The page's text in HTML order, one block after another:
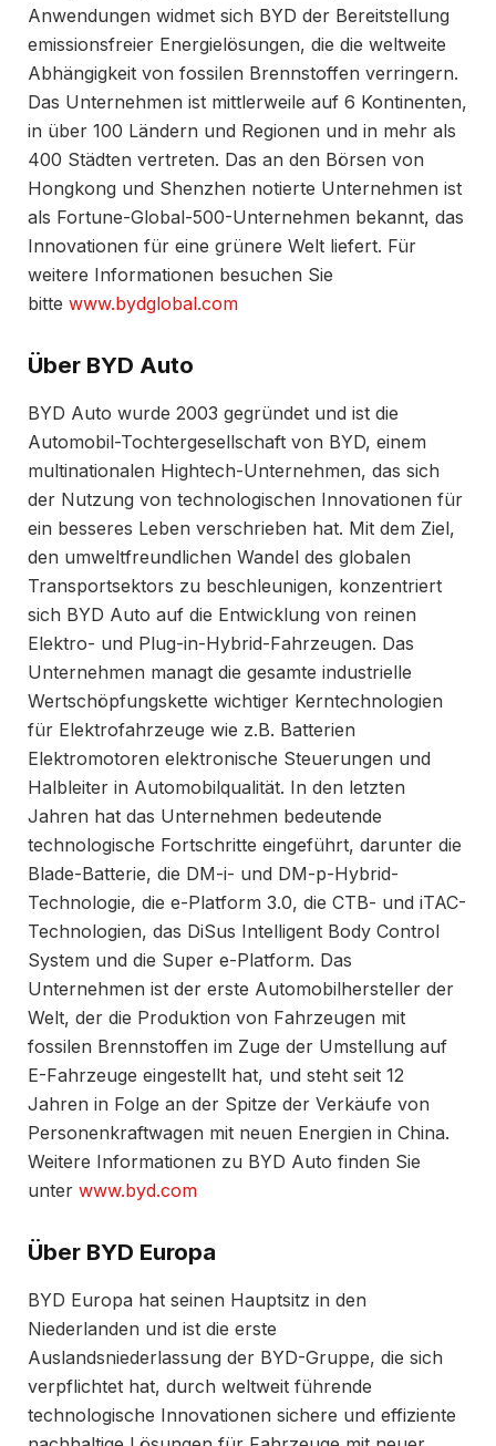
Anwendungen widmet sich BYD der Bereitstellung
emissionsfreier Energielösungen, die die weltweite
Abhängigkeit von fossilen Brennstoffen verringern.
Das Unternehmen ist mittlerweile auf 6 Kontinenten,
in über 100 Ländern und Regionen und in mehr als
400 Städten vertreten. Das an den Börsen von
Hongkong und Shenzhen notierte Unternehmen ist
als Fortune-Global-500-Unternehmen bekannt, das
Innovationen für eine grünere Welt liefert. Für
weitere Informationen besuchen Sie
bitte www.bydglobal.com
Über BYD Auto
BYD Auto wurde 2003 gegründet und ist die
Automobil-Tochtergesellschaft von BYD, einem
multinationalen Hightech-Unternehmen, das sich
der Nutzung von technologischen Innovationen für
ein besseres Leben verschrieben hat. Mit dem Ziel,
den umweltfreundlichen Wandel des globalen
Transportsektors zu beschleunigen, konzentriert
sich BYD Auto auf die Entwicklung von reinen
Elektro- und Plug-in-Hybrid-Fahrzeugen. Das
Unternehmen managt die gesamte industrielle
Wertschöpfungskette wichtiger Kerntechnologien
für Elektrofahrzeuge wie z.B. Batterien
Elektromotoren elektronische Steuerungen und
Halbleiter in Automobilqualität. In den letzten
Jahren hat das Unternehmen bedeutende
technologische Fortschritte eingeführt, darunter die
Blade-Batterie, die DM-i- und DM-p-Hybrid-
Technologie, die e-Platform 3.0, die CTB- und iTAC-
Technologien, das DiSus Intelligent Body Control
System und die Super e-Platform. Das
Unternehmen ist der erste Automobilhersteller der
Welt, der die Produktion von Fahrzeugen mit
fossilen Brennstoffen im Zuge der Umstellung auf
E-Fahrzeuge eingestellt hat, und steht seit 12
Jahren in Folge an der Spitze der Verkäufe von
Personenkraftwagen mit neuen Energien in China.
Weitere Informationen zu BYD Auto finden Sie
unter www.byd.com
Über BYD Europa
BYD Europa hat seinen Hauptsitz in den
Niederlanden und ist die erste
Auslandsniederlassung der BYD-Gruppe, die sich
verpflichtet hat, durch weltweit führende
technologische Innovationen sichere und effiziente